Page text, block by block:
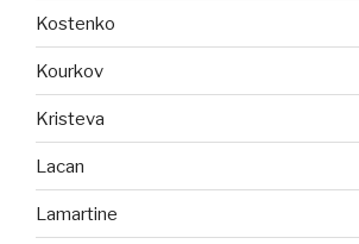
Kostenko
Kourkov
Kristeva
Lacan
Lamartine